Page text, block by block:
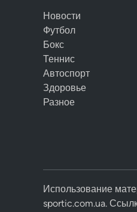
Новости
Футбол
Бокс
Теннис
Автоспорт
Здоровье
Разное
Использование
sportic.com.ua.